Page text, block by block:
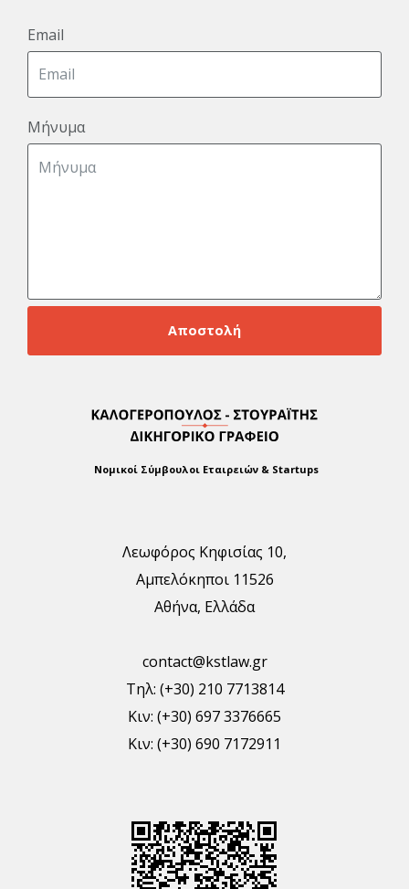
Νομικοί Σύμβουλοι Εταιρειών & Startups
Λεωφόρος Κηφισίας 10,
Αμπελόκηποι 11526
Αθήνα, Ελλάδα
contact@kstlaw.gr
Τηλ: (+30) 210 7713814
Κιν: (+30) 697 3376665
Κιν: (+30) 690 7172911
Email
Μήνυμα
Αποστολή